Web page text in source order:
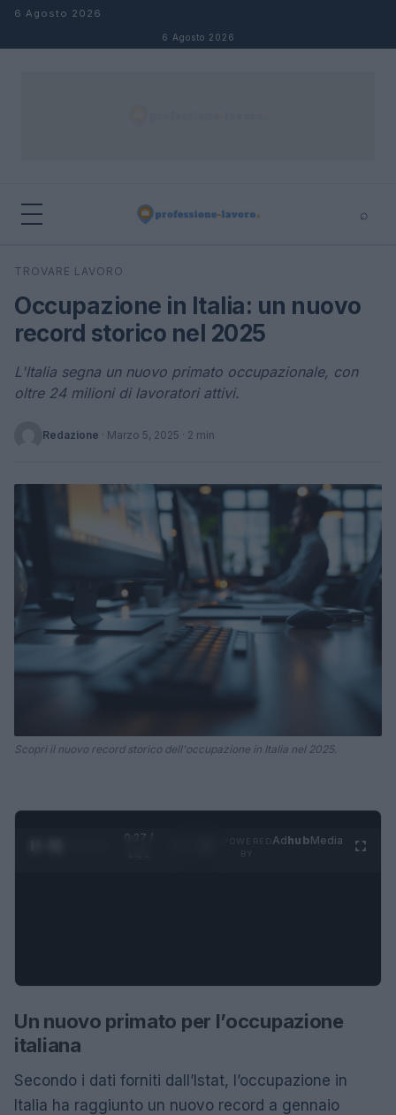
Salta al contenuto
6 Agosto 2026
6 Agosto 2026
⌕
Cerca
TROVARE LAVORO
Occupazione in Italia: un nuovo
record storico nel 2025
L'Italia segna un nuovo primato occupazionale, con
oltre 24 milioni di lavoratori attivi.
Redazione · Marzo 5, 2025 · 2 min
Scopri il nuovo record storico dell'occupazione in Italia nel 2025.
0:28 /
AdhubMedia
Un nuovo primato per l’occupazione
italiana
Secondo i dati forniti dall’Istat, l’occupazione in
Italia ha raggiunto un nuovo record a gennaio